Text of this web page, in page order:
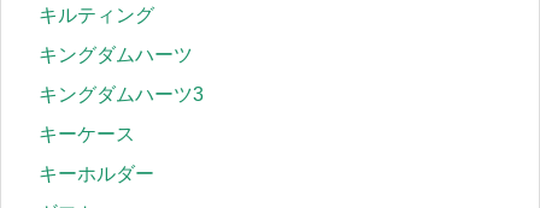
キルティング
キングダムハーツ
キングダムハーツ3
キーケース
キーホルダー